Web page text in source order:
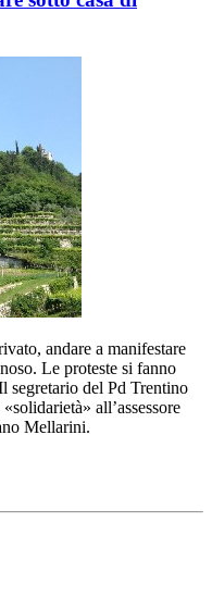
andare a manifestare
Le proteste si fanno
segretario del Pd Trentino
all’assessore
Mellarini.